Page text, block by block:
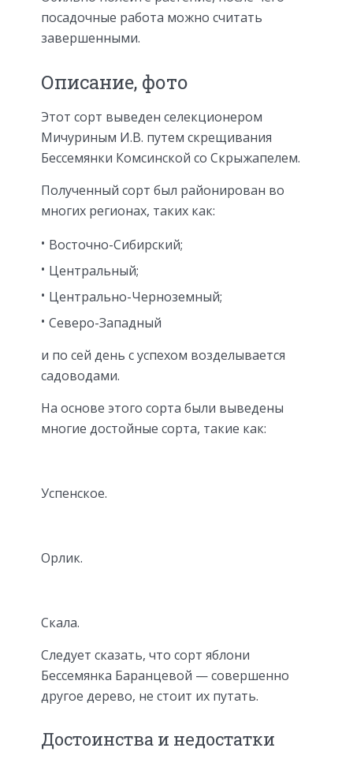
посадочные работа можно считать
завершенными.
Описание, фото
Этот сорт выведен селекционером
Мичуриным И.В. путем скрещивания
Бессемянки Комсинской со Скрыжапелем.
Полученный сорт был районирован во
многих регионах, таких как:
Восточно-Сибирский;
Центральный;
Центрально-Черноземный;
Северо-Западный
и по сей день с успехом возделывается
садоводами.
На основе этого сорта были выведены
многие достойные сорта, такие как:
Успенское.
Орлик.
Скала.
Следует сказать, что сорт яблони
Бессемянка Баранцевой — совершенно
другое дерево, не стоит их путать.
Достоинства и недостатки